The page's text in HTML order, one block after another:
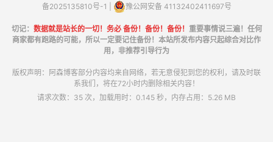
备2025135810号-1
豫公网安备 41132402411697号
切记： 数据就是站长的一切！务必 备份！备份！备份！ 重要事情说三遍！任何
商家都有跑路的可能，所以一定要记住备份！本站所发布内容只起综合对比作
用，非推荐引导行为
版权声明：阿森博客部分内容均来自网络，若无意侵犯到您的权利，请及时联
系我们，将在72小时内删除相关内容！
请求次数：35 次，加载用时：0.145 秒，内存占用：5.26 MB